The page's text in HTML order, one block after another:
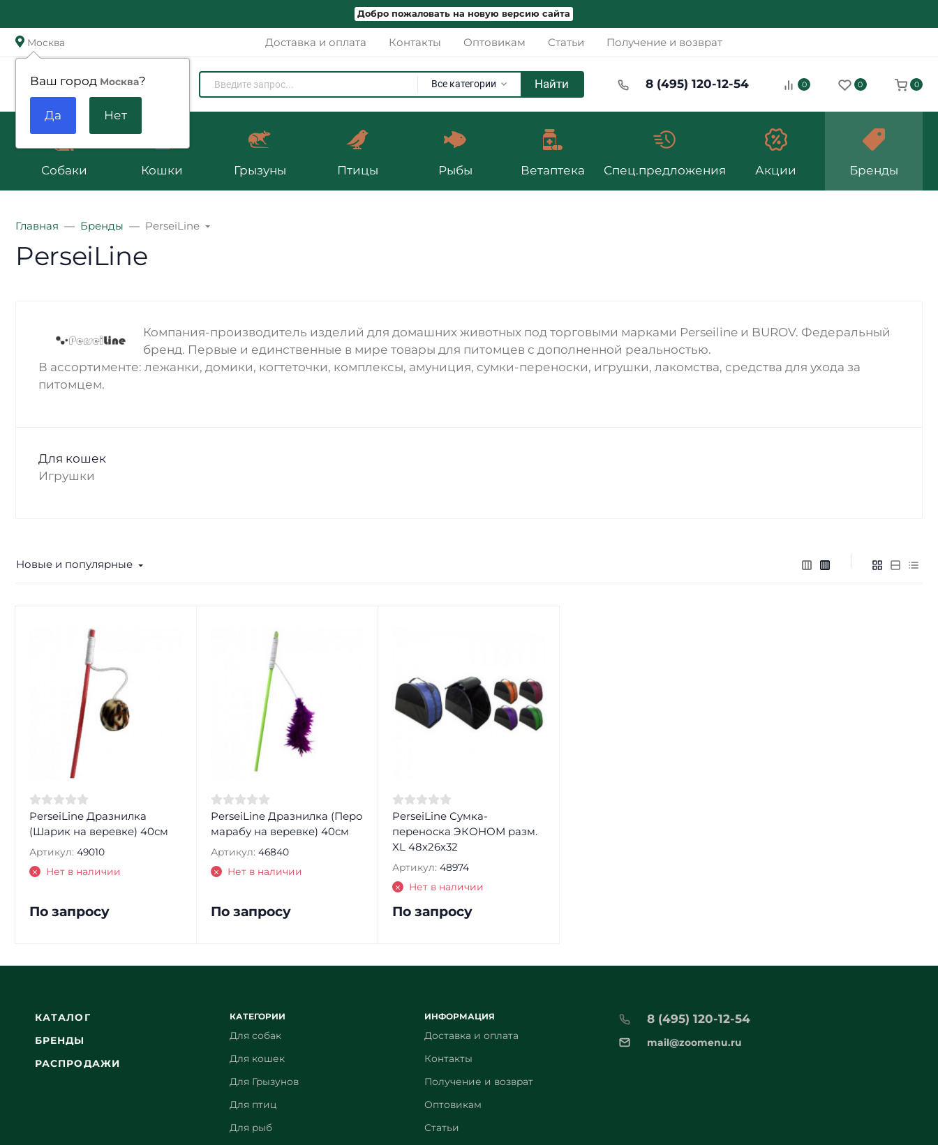
Добро пожаловать на новую версию сайта
Москва
Ваш город Москва?
Доставка и оплата Контакты Оптовикам Статьи Получение и возврат
Zoomenu.ru Все категории Найти 8 (495) 120-12-54 0 0 0
Собаки Кошки Грызуны Птицы Рыбы Ветаптека Спец.предложения Акции Бренды
Главная Бренды PerseiLine
PerseiLine
Компания-производитель изделий для домашних животных под торговыми марками Perseiline и BUROV. Федеральный
бренд. Первые и единственные в мире товары для питомцев с дополненной реальностью.
В ассортименте: лежанки, домики, когтеточки, комплексы, амуниция, сумки-переноски, игрушки, лакомства, средства для ухода за
питомцем.
Для кошек
Игрушки
Новые и популярные
PerseiLine Дразнилка
(Шарик на веревке) 40см
Артикул: 49010
Нет в наличии
По запросу
PerseiLine Дразнилка (Перо
марабу на веревке) 40см
Артикул: 46840
Нет в наличии
По запросу
PerseiLine Сумка-
переноска ЭКОНОМ разм.
XL 48х26х32
Артикул: 48974
Нет в наличии
По запросу
КАТАЛОГ
БРЕНДЫ
РАСПРОДАЖИ
КАТЕГОРИИ
Для собак
Для кошек
Для Грызунов
Для птиц
Для рыб
ИНФОРМАЦИЯ
Доставка и оплата
Контакты
Получение и возврат
Оптовикам
Статьи
8 (495) 120-12-54
mail@zoomenu.ru